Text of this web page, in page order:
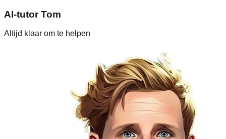
AI-tutor Tom
Altijd klaar om te helpen